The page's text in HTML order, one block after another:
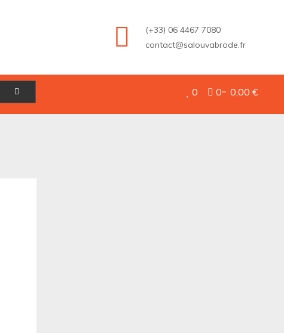
(+33) 06 4467 7080
contact@salouvabrode.fr
0 0 0,00 €